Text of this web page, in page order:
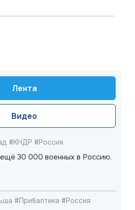
Лента
Видео
#КНДР #Россия
30 000 военных в Россию.
#Прибалтика #Россия